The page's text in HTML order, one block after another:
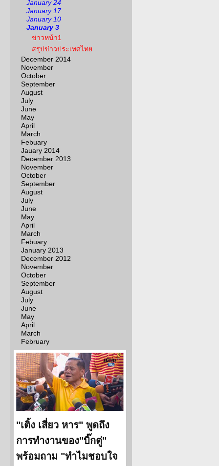
January 24
January 17
January 10
January 3
ข่าวหน้า1
สรุปข่าวประเทศไทย
December 2014
November
October
September
August
July
June
May
April
March
Febuary
Jauary 2014
December 2013
November
October
September
August
July
June
May
April
March
Febuary
January 2013
December 2012
November
October
September
August
July
June
May
April
March
February
"เติ้ง เสี่ยว หาร" พูดถึง
การทำงานของ"บิ๊กตู่"
พร้อมถาม "ทำไมชอบใจ